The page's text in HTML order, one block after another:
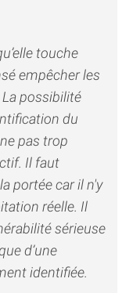
touche
empêcher les
possibilité
du
pas trop
Il faut
portée car il n'y
réelle. Il
sérieuse
d’une
identifiée.